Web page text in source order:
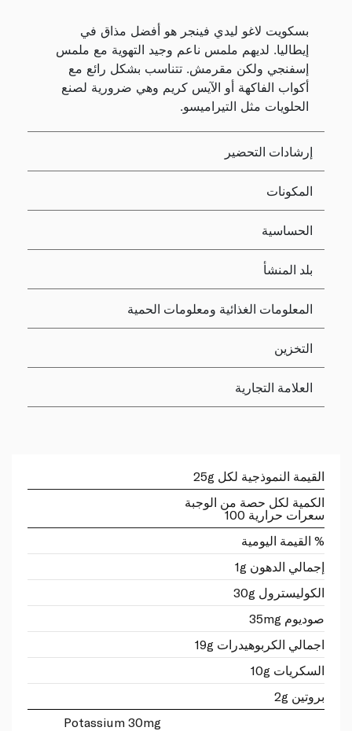
بسكويت لاغو ليدي فينجر هو أفضل مذاق في
إيطاليا. لديهم ملمس ناعم وجيد التهوية مع ملمس
إسفنجي ولكن مقرمش. تتناسب بشكل رائع مع
أكواب الفاكهة أو الآيس كريم وهي ضرورية لصنع
الحلويات مثل التيراميسو.
إرشادات التحضير
المكونات
الحساسية
بلد المنشأ
المعلومات الغذائية ومعلومات الحمية
التخزين
العلامة التجارية
القيمة النموذجية لكل 25g
الكمية لكل حصة من الوجبة
سعرات حرارية 100
% القيمة اليومية
إجمالي الدهون 1g
الكوليسترول 30g
صوديوم 35mg
اجمالي الكربوهيدرات 19g
السكريات 10g
بروتين 2g
Potassium 30mg